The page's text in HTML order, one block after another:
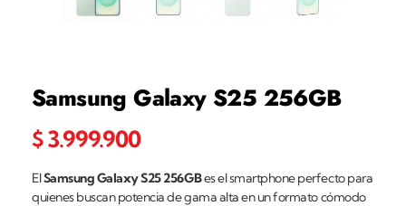
Samsung Galaxy S25 256GB
$3.999.900
ElSamsung Galaxy S25 256GBes el smartphone perfecto para
quienes buscan potencia de gama alta en un formato cómodo